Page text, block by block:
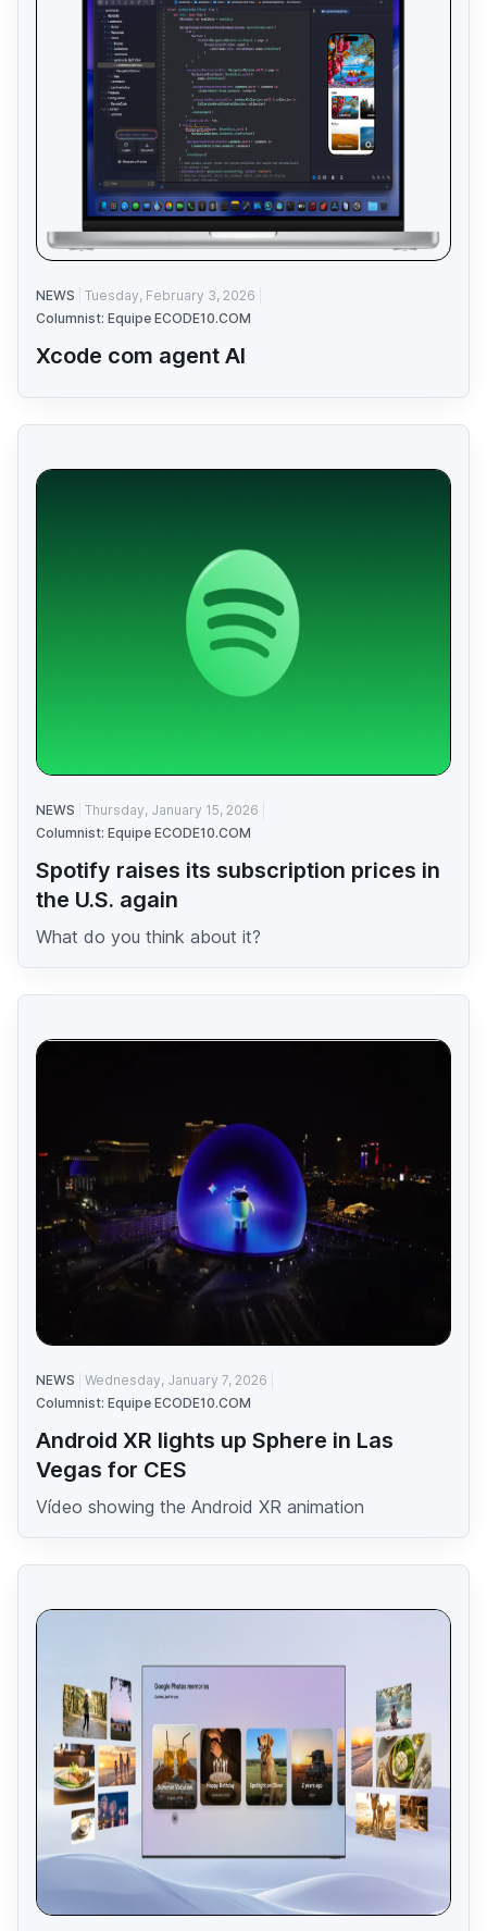
NEWS
Tuesday, February 3, 2026
Columnist: Equipe ECODE10.COM
Xcode com agent AI
NEWS
Thursday, January 15, 2026
Columnist: Equipe ECODE10.COM
Spotify raises its subscription prices in
the U.S. again
What do you think about it?
NEWS
Wednesday, January 7, 2026
Columnist: Equipe ECODE10.COM
Android XR lights up Sphere in Las
Vegas for CES
Vídeo showing the Android XR animation